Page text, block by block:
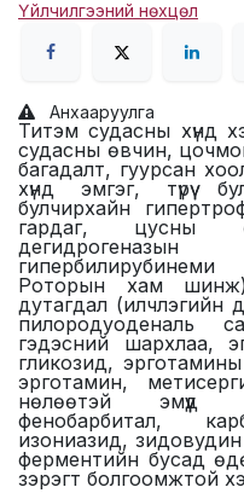
Үйлчилгээний нөхцөл
Анхааруулга
Титэм судасны хүнд
судасны өвчин,
багадалт, гуурсан
хүнд эмгэг, түрүү
булчирхайн
гардаг, цусны
Роторын хам
дутагдал (илчлэгийн
пилородуоденаль
гэдэсний шархлаа,
гликозид,
эрготамин,
нөлөөтэй эмүүд
фенобарбитал,
изониазид,
ферментийн бусад
зэрэгт болгоомжтой